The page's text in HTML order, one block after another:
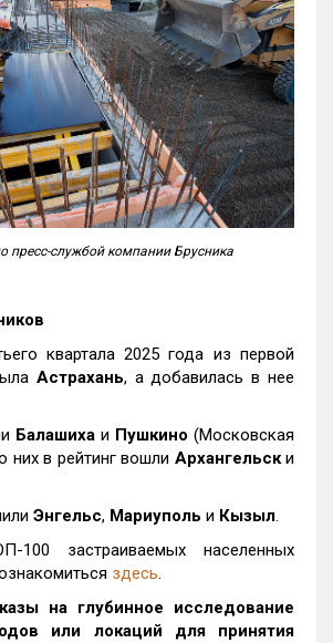
пресс-службой компании Брусника
квартала 2025 года из первой
Астрахань, а добавилась в нее
Балашиха и Пушкино (Московская
них в рейтинг вошли Архангельски
Энгельс, Мариуполь и Кызыл.
застраиваемых населенных
здесь.
на глубинное исследование
или локаций для принятия